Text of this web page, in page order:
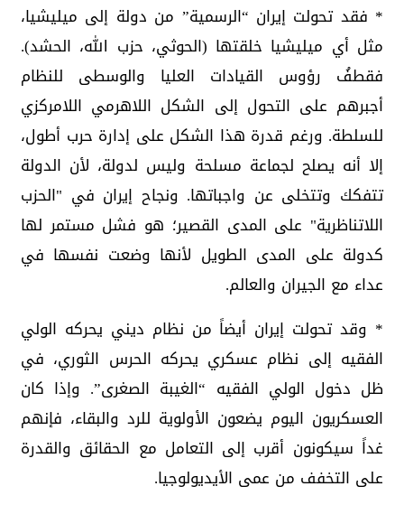
* فقد تحولت إيران “الرسمية” من دولة إلى ميليشيا،
مثل أي ميليشيا خلقتها (الحوثي، حزب الله، الحشد).
فقطفُ رؤوس القيادات العليا والوسطى للنظام
أجبرهم على التحول إلى الشكل اللاهرمي اللامركزي
للسلطة. ورغم قدرة هذا الشكل على إدارة حرب أطول،
إلا أنه يصلح لجماعة مسلحة وليس لدولة، لأن الدولة
تتفكك وتتخلى عن واجباتها. ونجاح إيران في "الحزب
اللاتناظرية" على المدى القصير؛ هو فشل مستمر لها
كدولة على المدى الطويل لأنها وضعت نفسها في
عداء مع الجيران والعالم.
* وقد تحولت إيران أيضاً من نظام ديني يحركه الولي
الفقيه إلى نظام عسكري يحركه الحرس الثوري، في
ظل دخول الولي الفقيه “الغيبة الصغرى”. وإذا كان
العسكريون اليوم يضعون الأولوية للرد والبقاء، فإنهم
غداً سيكونون أقرب إلى التعامل مع الحقائق والقدرة
على التخفف من عمى الأيديولوجيا.